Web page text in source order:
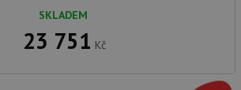
SKLADEM
23 751 Kč